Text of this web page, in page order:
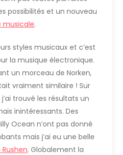
possibilités et un nouveau
musicale.
styles musicaux et c’est
la musique électronique.
un morceau de Norken,
vraiment similaire ! Sur
trouvé les résultats un
inintéressants. Des
Ocean n’ont pas donné
mais j’ai eu une belle
. Globalement la